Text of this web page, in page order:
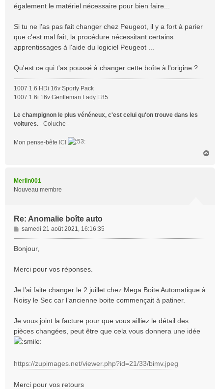
également le matériel nécessaire pour bien faire...
Si tu ne l'as pas fait changer chez Peugeot, il y a fort à parier
que c'est mal fait, la procédure nécessitant certains
apprentissages à l'aide du logiciel Peugeot ...
Qu'est ce qui t'as poussé à changer cette boîte à l'origine ?
1007 1.6 HDi 16v Sporty Pack
1007 1.6i 16v Gentleman Lady E85
Le champignon le plus vénéneux, c'est celui qu'on trouve dans les
voitures. - Coluche -
Mon pense-bête ICI
Merlin001
Nouveau membre
Re: Anomalie boîte auto
M
e
s
g
samedi 21 août 2021, 16:16:35
Bonjour,
Merci pour vos réponses.
Je l’ai faite changer le 2 juillet chez Mega Boite Automatique à
Noisy le Sec car l’ancienne boite commençait à patiner.
Je vous joint la facture pour que vous ailliez le détail des
pièces changées, peut être que cela vous donnera une idée
https://zupimages.net/viewer.php?id=21/33/bimv.jpeg
Merci pour vos retours